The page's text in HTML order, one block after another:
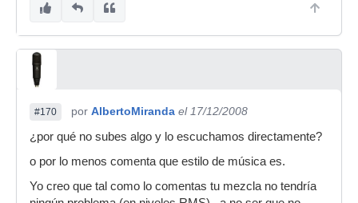
#170 por AlbertoMiranda el 17/12/2008
¿por qué no subes algo y lo escuchamos directamente?
o por lo menos comenta que estilo de música es.
Yo creo que tal como lo comentas tu mezcla no tendría